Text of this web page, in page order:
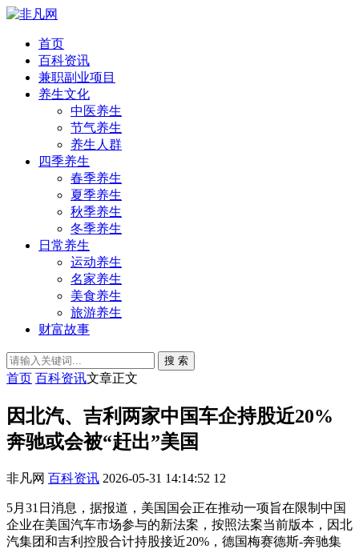
首页
百科资讯
兼职副业项目
养生文化
中医养生
节气养生
养生人群
四季养生
春季养生
夏季养生
秋季养生
冬季养生
日常养生
运动养生
名家养生
美食养生
旅游养生
财富故事
搜 索
首页 百科资讯文章正文
因北汽、吉利两家中国车企持股近20%
奔驰或会被“赶出”美国
非凡网 百科资讯 2026-05-31 14:14:52 12
5月31日消息，据报道，美国国会正在推动一项旨在限制中国
企业在美国汽车市场参与的新法案，按照法案当前版本，因北
汽集团和吉利控股合计持股接近20%，德国梅赛德斯-奔驰集